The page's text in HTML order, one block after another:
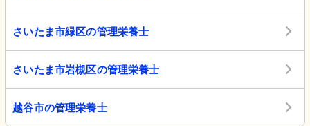
さいたま市緑区の管理栄養士
さいたま市岩槻区の管理栄養士
越谷市の管理栄養士